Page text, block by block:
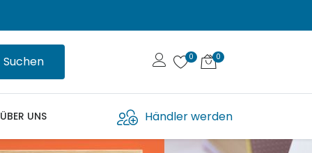
Suchen
ÜBER UNS Händler werden